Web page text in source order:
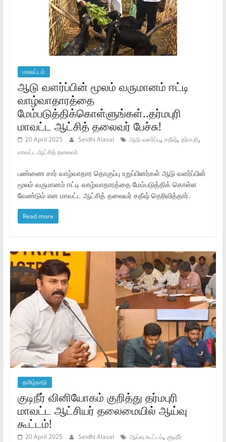
மாவட்டம்
ஆடு வளர்ப்பின் மூலம் வருமானம் ஈட்டி
வாழ்வாதாரத்தை
மேம்படுத்திக்கொள்ளுங்கள்..தர்மபுரி
மாவட்ட ஆட்சித் தலைவர் பேச்சு!
20 April 2025 Seidhi Alasal ஆடு வளர்ப்பு, சதீஷ், தர்மபுரி,
மாவட்ட ஆட்சித் தலைவர்
பண்ணை சார் வாழ்வாதார தொகுப்பு உறுப்பினர்கள் ஆடு வளர்ப்பின்
மூலம் வருமானம் ஈட்டி வாழ்வாதாரத்தை மேம்படுத்திக் கொள்ள
வேண்டும் என மாவட்ட ஆட்சித் தலைவர் சதீஷ் தெரிவித்தார்.
Read more
தமிழ்நாடு
குடிநீர் வினியோகம் குறித்து தர்மபுரி
மாவட்ட ஆட்சியர் தலைமையில் ஆய்வு
கூட்டம்!
20 April 2025 Seidhi Alasal ஆய்வு கூட்டம், குடிநீர்